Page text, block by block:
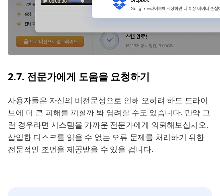
2.7. 전문가에게 도움을 요청하기
사용자들은 자신의 비전문성으로 인해 오히려 하드 드라이
브에 더 큰 피해를 끼칠까 봐 염려할 수도 있습니다. 만약 그
런 경우라면 시스템을 가까운 전문가에게 의뢰해보십시오.
삽입한 디스크를 읽을 수 없는 오류 문제를 처리하기 위한
전문적인 조언을 제공받을 수 있을 겁니다.